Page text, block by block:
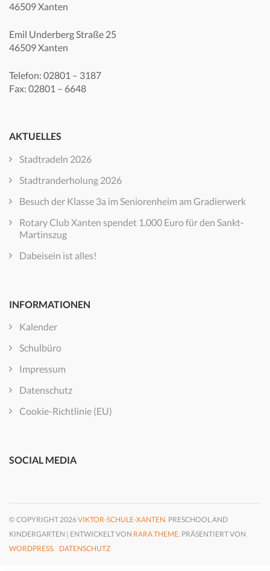
46509 Xanten
Emil Underberg Straße 25
46509 Xanten
Telefon: 02801 – 3187
Fax: 02801 – 6648
AKTUELLES
Stadtradeln 2026
Stadtranderholung 2026
Besuch der Klasse 3a im Seniorenheim am Gradierwerk
Rotary Club Xanten spendet 1.000 Euro für den Sankt-
Martinszug
Dabeisein ist alles!
INFORMATIONEN
Kalender
Schulbüro
Impressum
Datenschutz
Cookie-Richtlinie (EU)
SOCIAL MEDIA
© COPYRIGHT 2026VIKTOR-SCHULE-XANTEN. PRESCHOOL AND
KINDERGARTEN | ENTWICKELT VON RARA THEME. PRÄSENTIERT VON
WORDPRESS. DATENSCHUTZ